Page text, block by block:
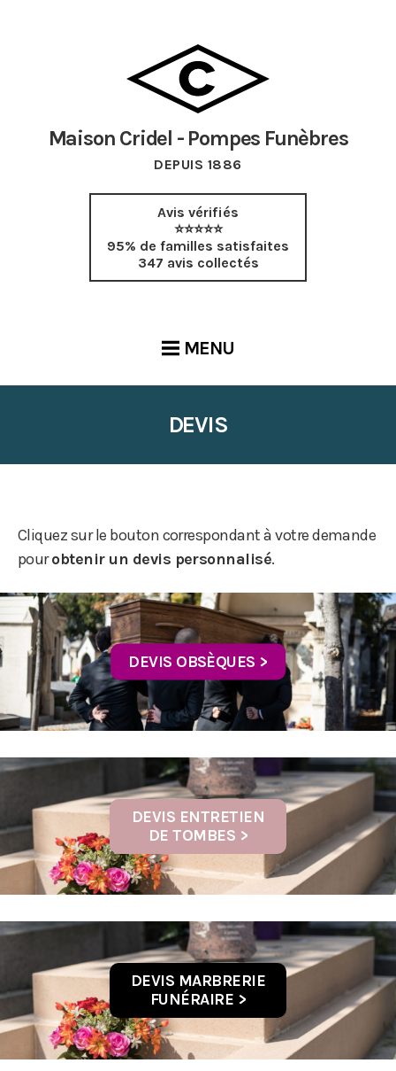
Maison Cridel - Pompes Funèbres
DEPUIS 1886
Avis vérifiés
⭐⭐⭐⭐⭐
95% de familles satisfaites
347 avis collectés
MENU
DEVIS
Cliquez sur le bouton correspondant à votre demande
pourobtenir un devis personnalisé.
DEVIS OBSÈQUES >
DEVIS ENTRETIEN
DE TOMBES >
DEVIS MARBRERIE
FUNÉRAIRE >